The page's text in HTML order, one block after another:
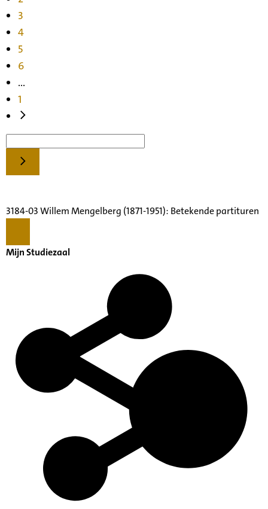
3
4
5
6
...
1
3184-03 Willem Mengelberg (1871-1951): Betekende partituren
Mijn Studiezaal